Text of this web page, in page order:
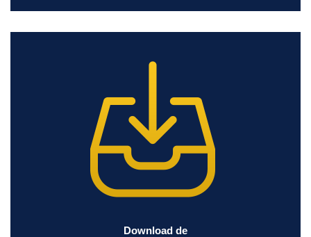
Download de